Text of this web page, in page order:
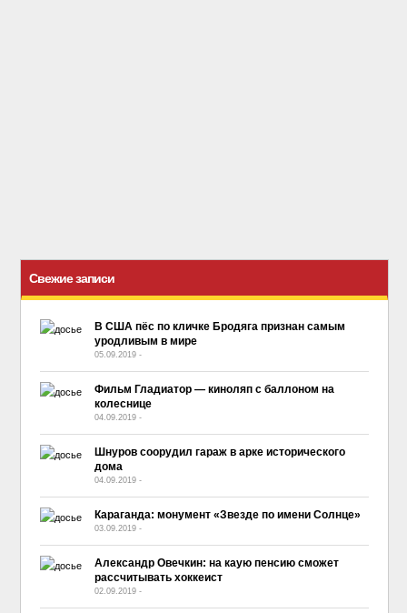
Свежие записи
В США пёс по кличке Бродяга признан самым
уродливым в мире
05.09.2019 -
Фильм Гладиатор — киноляп с баллоном на
колеснице
04.09.2019 -
Шнуров соорудил гараж в арке исторического
дома
04.09.2019 -
Караганда: монумент «Звезде по имени Солнце»
03.09.2019 -
Александр Овечкин: на каую пенсию сможет
рассчитывать хоккеист
02.09.2019 -